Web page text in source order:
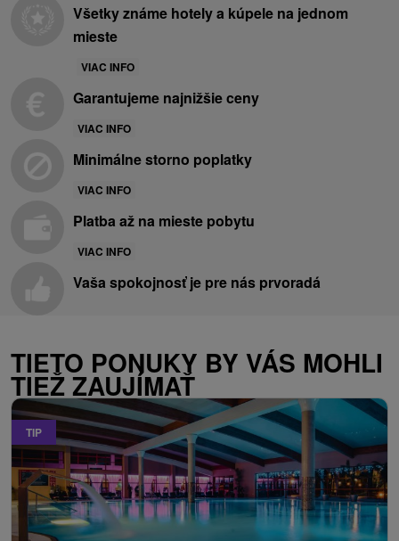
Všetky známe hotely a kúpele na jednom
mieste
VIAC INFO
Garantujeme najnižšie ceny
VIAC INFO
Minimálne storno poplatky
VIAC INFO
Platba až na mieste pobytu
VIAC INFO
Vaša spokojnosť je pre nás prvoradá
TIETO PONUKY BY VÁS MOHLI
TIEŽ ZAUJÍMAŤ
TIP